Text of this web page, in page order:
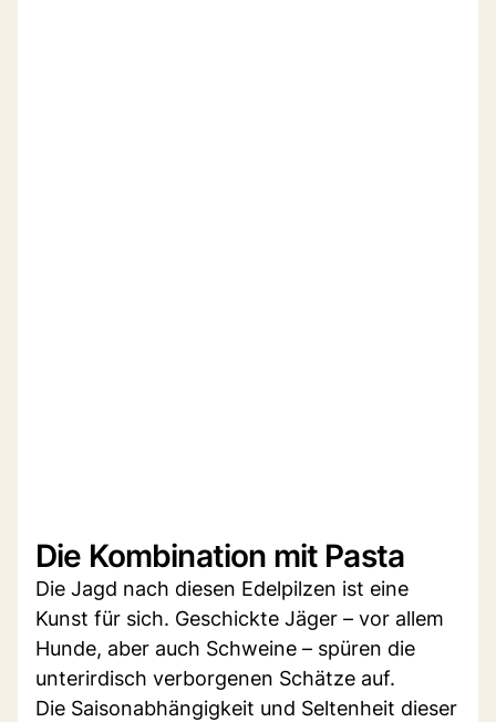
Die Kombination mit Pasta
Die Jagd nach diesen Edelpilzen ist eine
Kunst für sich. Geschickte Jäger – vor allem
Hunde, aber auch Schweine – spüren die
unterirdisch verborgenen Schätze auf.
Die Saisonabhängigkeit und Seltenheit dieser